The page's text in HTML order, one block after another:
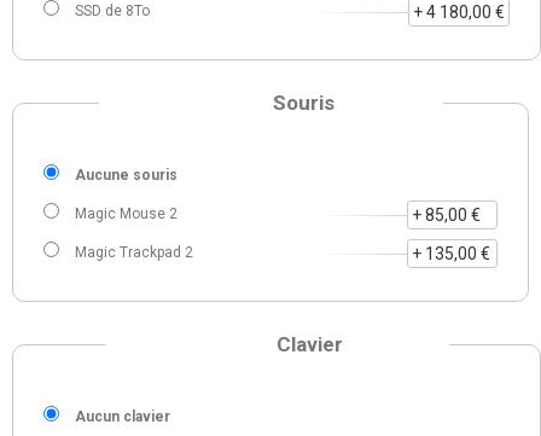
SSD de 8To + 4 180,00 €
Souris
Aucune souris
Magic Mouse 2 + 85,00 €
Magic Trackpad 2 + 135,00 €
Clavier
Aucun clavier